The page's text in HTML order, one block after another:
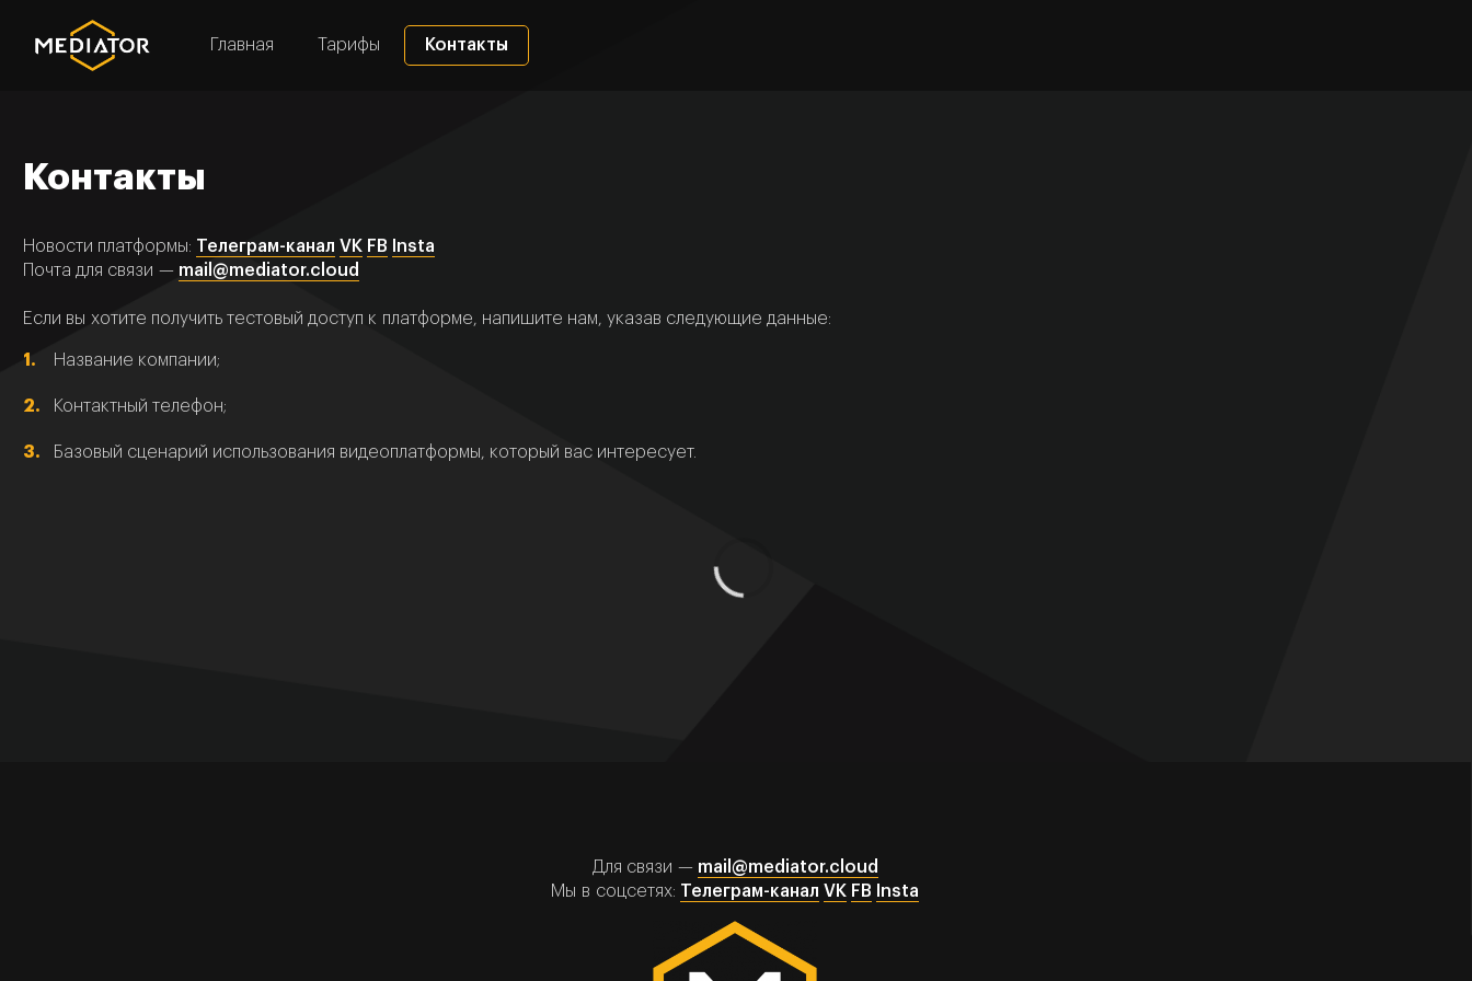
Главная Тарифы Контакты
Контакты
Новости платформы: Телеграм-канал VK FB
Insta
Почта для связи — mail@mediator.cloud
Если вы хотите получить тестовый доступ к платформе, напишите нам, указав следующие данные:
Название компании;
Контактный телефон;
Базовый сценарий использования видеоплатформы, который вас интересует.
Для связи — mail@mediator.cloud
Мы в соцсетях: Телеграм-канал VK FB Insta